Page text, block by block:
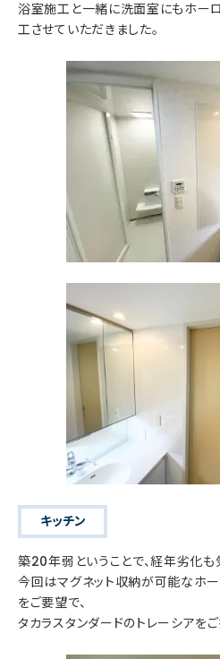
浴室施工と一緒に洗面室にもホー
工させていただきました。
キッチン
築20年弱ということで、経年劣化も
今回はマグネット収納が可能なホ
をご要望で、
タカラスタンダードのトレーシアを